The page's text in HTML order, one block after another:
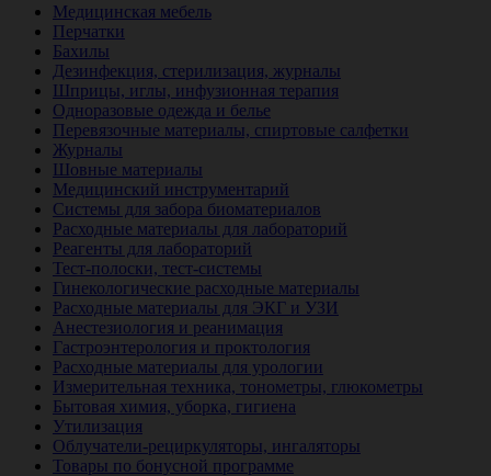
Медицинская мебель
Перчатки
Бахилы
Дезинфекция, стерилизация, журналы
Шприцы, иглы, инфузионная терапия
Одноразовые одежда и белье
Перевязочные материалы, спиртовые салфетки
Журналы
Шовные материалы
Медицинский инструментарий
Системы для забора биоматериалов
Расходные материалы для лабораторий
Реагенты для лабораторий
Тест-полоски, тест-системы
Гинекологические расходные материалы
Расходные материалы для ЭКГ и УЗИ
Анестезиология и реанимация
Гастроэнтерология и проктология
Расходные материалы для урологии
Измерительная техника, тонометры, глюкометры
Бытовая химия, уборка, гигиена
Утилизация
Облучатели-рециркуляторы, ингаляторы
Товары по бонусной программе